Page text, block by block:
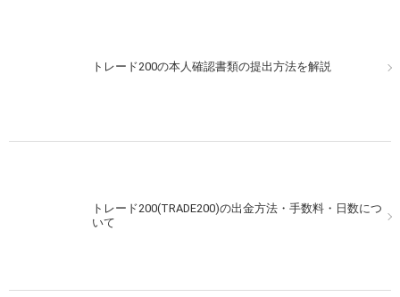
トレード200の本人確認書類の提出方法を解説
トレード200(TRADE200)の出金方法・手数料・日数につ
いて
トレード200（TRADE200）での実戦取引CCIの動きに目
星をつけよう！
トレード200（TRADE200）を夕方から狙う！簡単な予
測を利用してみよう！